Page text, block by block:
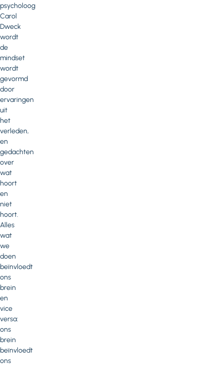
psycholoog
Carol
Dweck
wordt
de
mindset
wordt
gevormd
door
ervaringen
uit
het
verleden,
en
gedachten
over
wat
hoort
en
niet
hoort.
Alles
wat
we
doen
beïnvloedt
ons
brein
en
vice
versa:
ons
brein
beïnvloedt
ons